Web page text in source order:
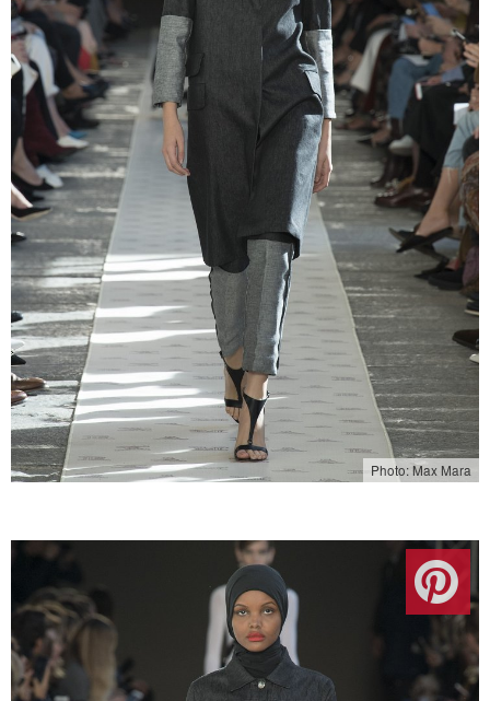
Photo: Max Mara